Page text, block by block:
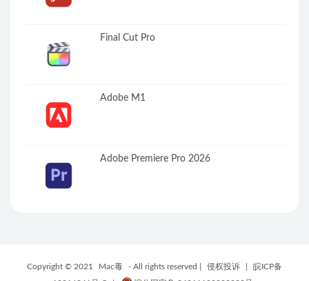
Final Cut Pro
Adobe M1
Adobe Premiere Pro 2026
Copyright © 2021 Mac毒 - All rights reserved | 侵权投诉
皖ICP备